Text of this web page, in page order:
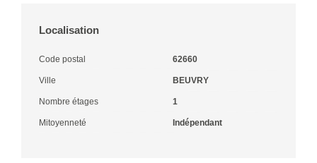
Localisation
Code postal 62660
Ville BEUVRY
Nombre étages 1
Mitoyenneté Indépendant